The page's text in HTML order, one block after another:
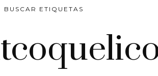
BUSCAR ETIQUETAS